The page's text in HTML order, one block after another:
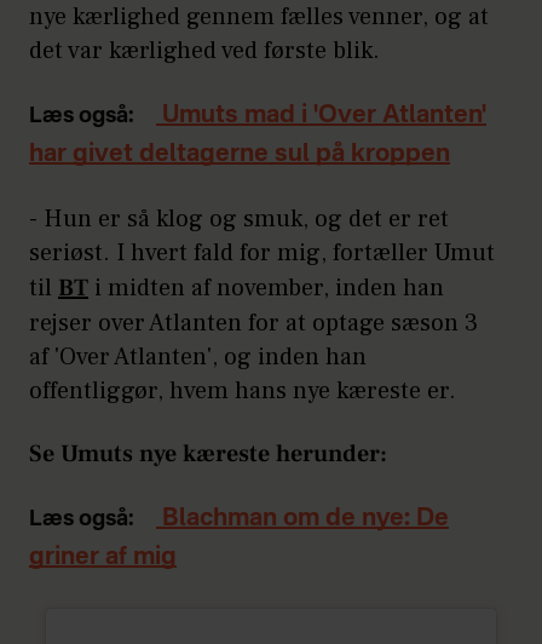
nye kærlighed gennem fælles venner, og at
det var kærlighed ved første blik.
Læs også:
Umuts mad i 'Over Atlanten'
har givet deltagerne sul på kroppen
- Hun er så klog og smuk, og det er ret
seriøst. I hvert fald for mig, fortæller Umut
til BT i midten af november, inden han
rejser over Atlanten for at optage sæson 3
af 'Over Atlanten', og inden han
offentliggør, hvem hans nye kæreste er.
Se Umuts nye kæreste herunder:
Læs også:
Blachman om de nye: De
griner af mig